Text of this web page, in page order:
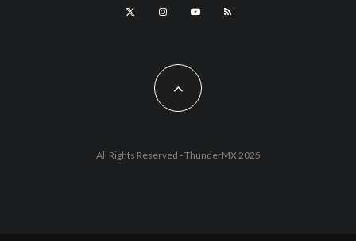
All Rights Reserved - ThunderMX 2025